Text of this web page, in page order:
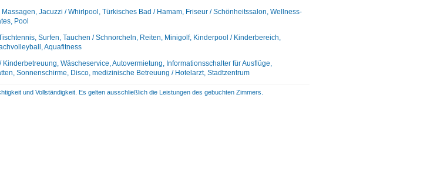
Jacuzzi / Whirlpool, Türkisches Bad / Hamam, Friseur / Schönheitssalon, Wellness-
Pool
Surfen, Tauchen / Schnorcheln, Reiten, Minigolf, Kinderpool / Kinderbereich,
Aquafitness
Wäscheservice, Autovermietung, Informationsschalter für Ausflüge,
Sonnenschirme, Disco, medizinische Betreuung / Hotelarzt, Stadtzentrum
und Vollständigkeit. Es gelten ausschließlich die Leistungen des gebuchten Zimmers.